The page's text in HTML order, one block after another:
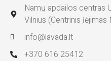
Namų apdailos centras
Vilnius (Centrinis įėjimas
info@lavada.lt
+370 616 25412